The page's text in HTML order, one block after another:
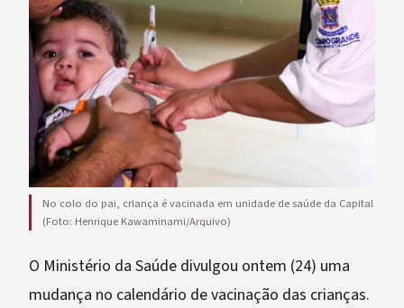
No colo do pai, criança é vacinada em unidade de saúde da Capital
(Foto: Henrique Kawaminami/Arquivo)
O Ministério da Saúde divulgou ontem (24) uma
mudança no calendário de vacinação das crianças.